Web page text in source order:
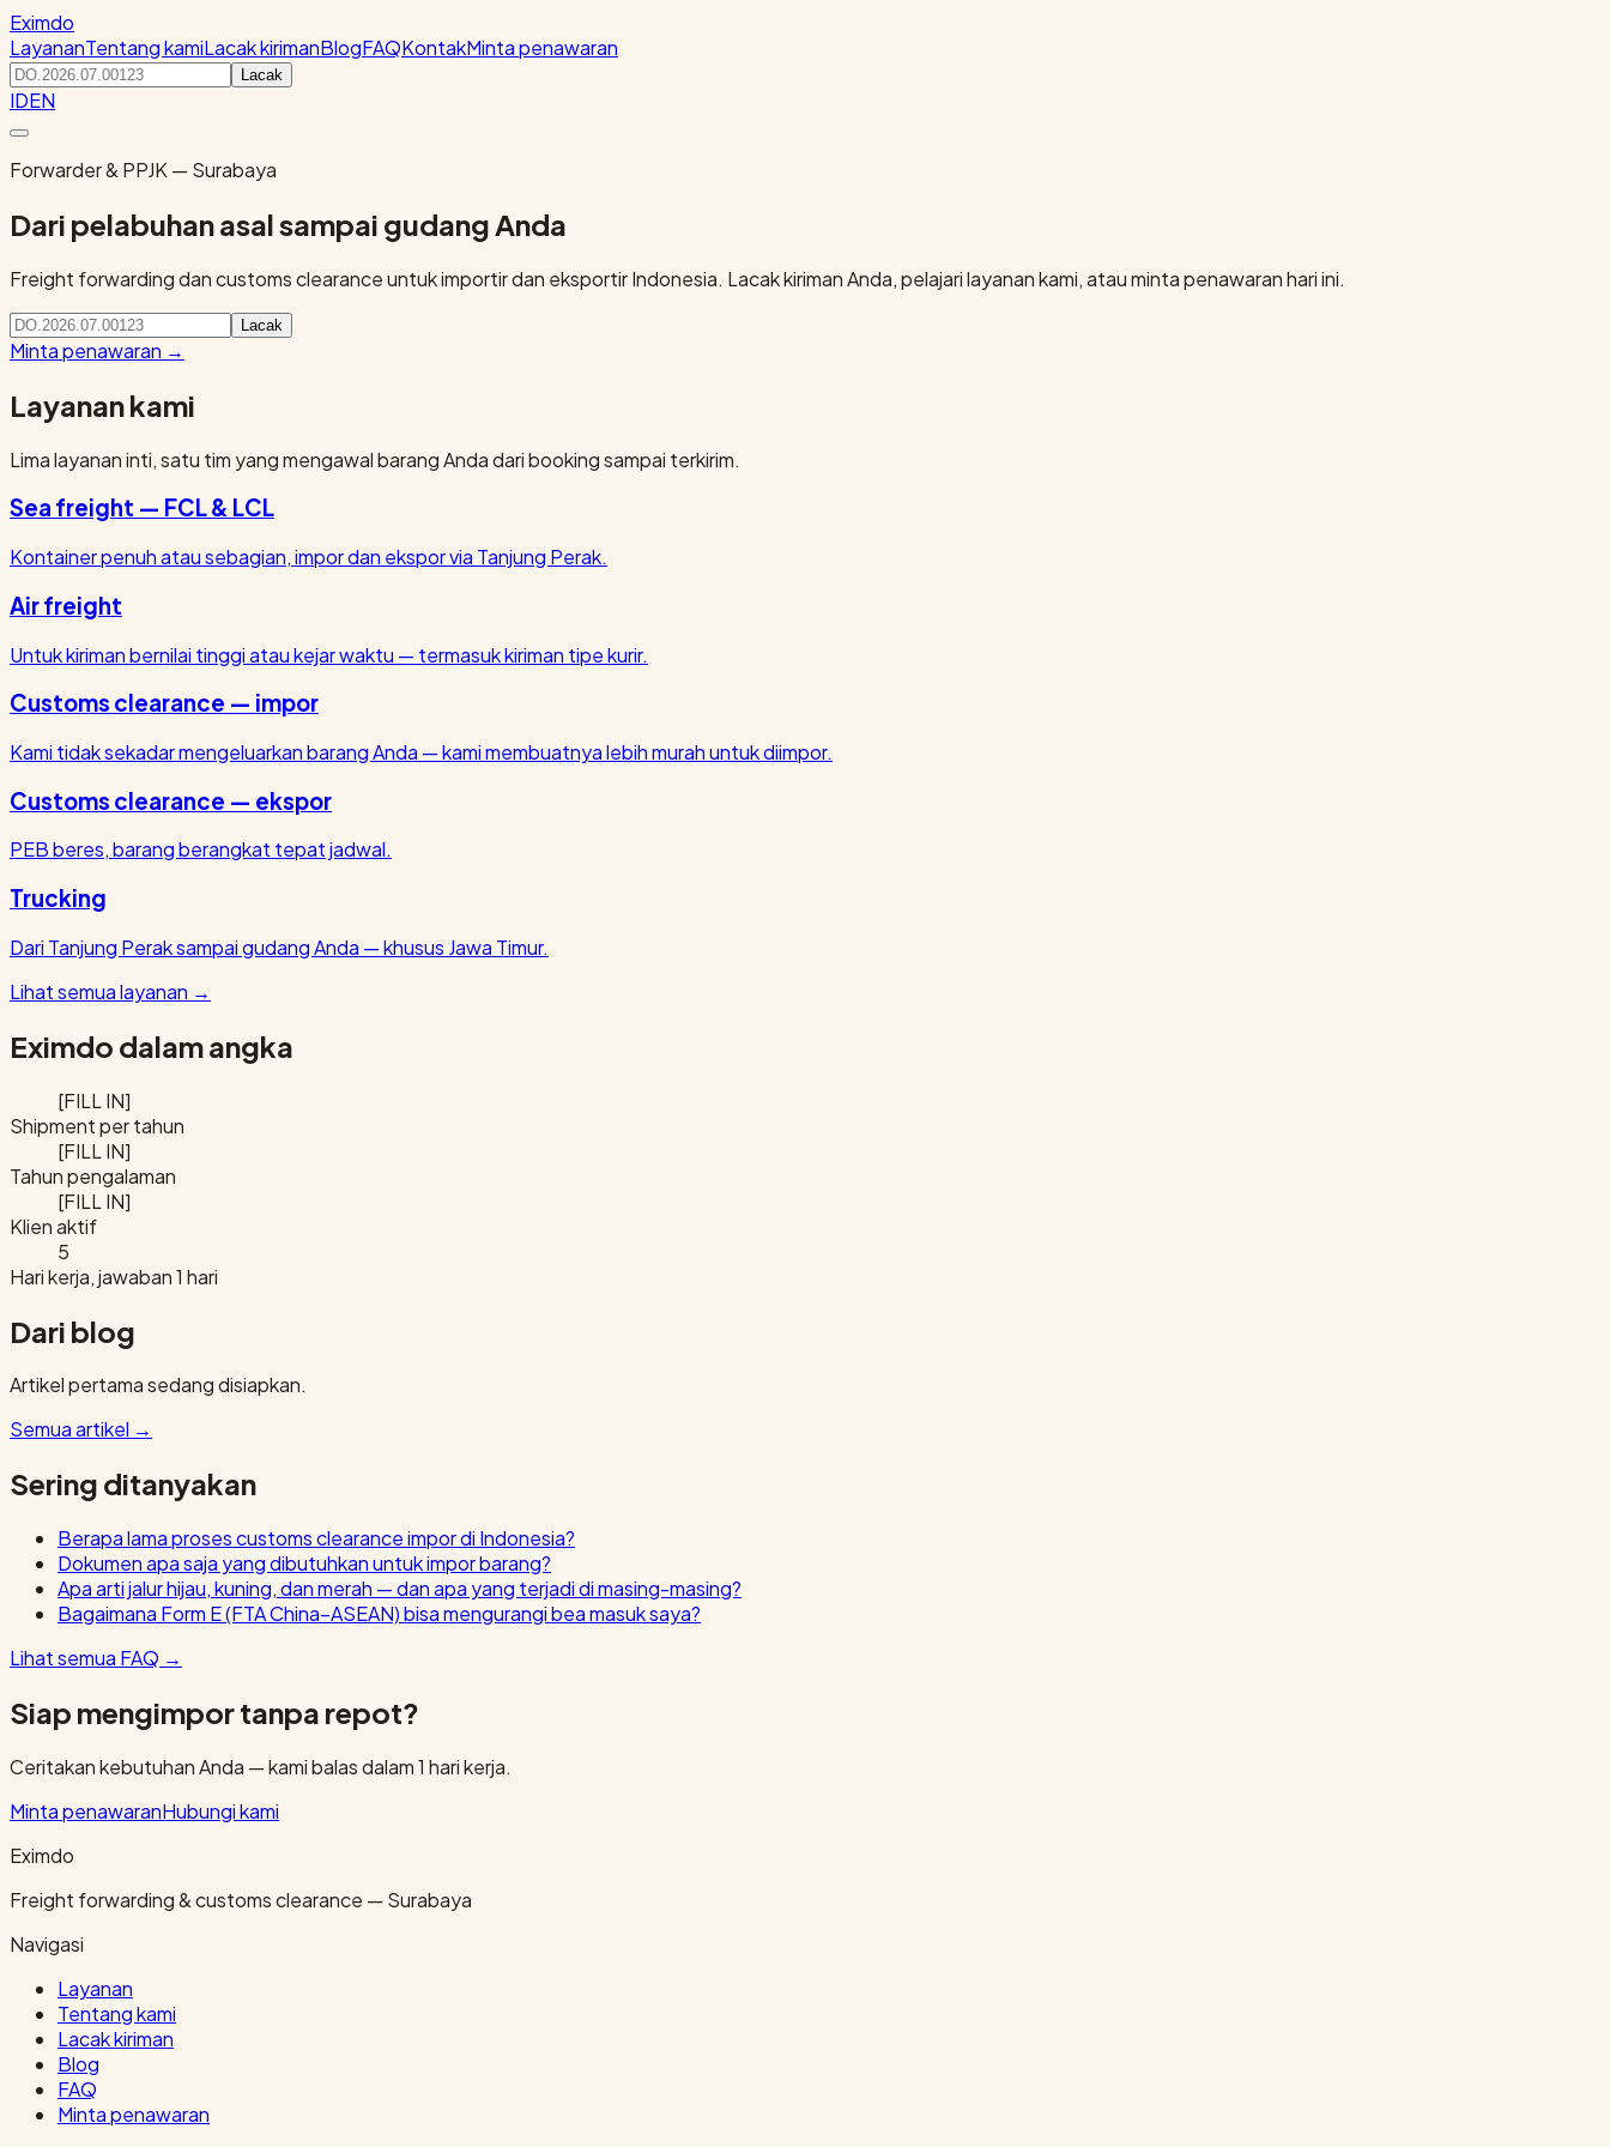
Eximdo
LayananTentang kamiLacak kirimanBlogFAQKontakMinta penawaran
Lacak
IDEN
Forwarder & PPJK — Surabaya
Dari pelabuhan asal sampai gudang Anda
Freight forwarding dan customs clearance untuk importir dan eksportir Indonesia. Lacak kiriman Anda, pelajari layanan kami, atau minta penawaran hari ini.
Lacak
Minta penawaran →
Layanan kami
Lima layanan inti, satu tim yang mengawal barang Anda dari booking sampai terkirim.
Sea freight — FCL & LCL
Kontainer penuh atau sebagian, impor dan ekspor via Tanjung Perak.
Air freight
Untuk kiriman bernilai tinggi atau kejar waktu — termasuk kiriman tipe kurir.
Customs clearance — impor
Kami tidak sekadar mengeluarkan barang Anda — kami membuatnya lebih murah untuk diimpor.
Customs clearance — ekspor
PEB beres, barang berangkat tepat jadwal.
Trucking
Dari Tanjung Perak sampai gudang Anda — khusus Jawa Timur.
Lihat semua layanan →
Eximdo dalam angka
[FILL IN]
Shipment per tahun
[FILL IN]
Tahun pengalaman
[FILL IN]
Klien aktif
5
Hari kerja, jawaban 1 hari
Dari blog
Artikel pertama sedang disiapkan.
Semua artikel →
Sering ditanyakan
Berapa lama proses customs clearance impor di Indonesia?
Dokumen apa saja yang dibutuhkan untuk impor barang?
Apa arti jalur hijau, kuning, dan merah — dan apa yang terjadi di masing-masing?
Bagaimana Form E (FTA China–ASEAN) bisa mengurangi bea masuk saya?
Lihat semua FAQ →
Siap mengimpor tanpa repot?
Ceritakan kebutuhan Anda — kami balas dalam 1 hari kerja.
Minta penawaranHubungi kami
Eximdo
Freight forwarding & customs clearance — Surabaya
Navigasi
Layanan
Tentang kami
Lacak kiriman
Blog
FAQ
Minta penawaran